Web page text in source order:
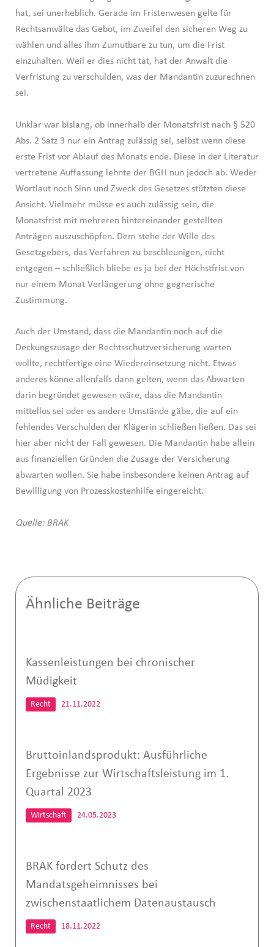
hat, sei unerheblich. Gerade im Fristenwesen gelte für
Rechtsanwälte das Gebot, im Zweifel den sicheren Weg zu
wählen und alles ihm Zumutbare zu tun, um die Frist
einzuhalten. Weil er dies nicht tat, hat der Anwalt die
Verfristung zu verschulden, was der Mandantin zuzurechnen
sei.
Unklar war bislang, ob innerhalb der Monatsfrist nach § 520
Abs. 2 Satz 3 nur ein Antrag zulässig sei, selbst wenn diese
erste Frist vor Ablauf des Monats ende. Diese in der Literatur
vertretene Auffassung lehnte der BGH nun jedoch ab. Weder
Wortlaut noch Sinn und Zweck des Gesetzes stützten diese
Ansicht. Vielmehr müsse es auch zulässig sein, die
Monatsfrist mit mehreren hintereinander gestellten
Anträgen auszuschöpfen. Dem stehe der Wille des
Gesetzgebers, das Verfahren zu beschleunigen, nicht
entgegen – schließlich bliebe es ja bei der Höchstfrist von
nur einem Monat Verlängerung ohne gegnerische
Zustimmung.
Auch der Umstand, dass die Mandantin noch auf die
Deckungszusage der Rechtsschutzversicherung warten
wollte, rechtfertige eine Wiedereinsetzung nicht. Etwas
anderes könne allenfalls dann gelten, wenn das Abwarten
darin begründet gewesen wäre, dass die Mandantin
mittellos sei oder es andere Umstände gäbe, die auf ein
fehlendes Verschulden der Klägerin schließen ließen. Das sei
hier aber nicht der Fall gewesen. Die Mandantin habe allein
aus finanziellen Gründen die Zusage der Versicherung
abwarten wollen. Sie habe insbesondere keinen Antrag auf
Bewilligung von Prozesskostenhilfe eingereicht.
Quelle: BRAK
Ähnliche Beiträge
Kassenleistungen bei chronischer
Müdigkeit
Recht 21.11.2022
Bruttoinlandsprodukt: Ausführliche
Ergebnisse zur Wirtschaftsleistung im 1.
Quartal 2023
Wirtschaft 24.05.2023
BRAK fordert Schutz des
Mandatsgeheimnisses bei
zwischenstaatlichem Datenaustausch
Recht 18.11.2022